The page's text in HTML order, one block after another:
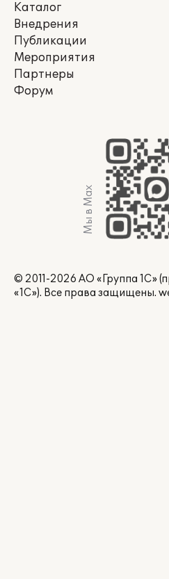
Каталог
Внедрения
Публикации
Мероприятия
Партнеры
Форум
Мы в Max
© 2011-2026 АО «Группа 1С»
«1С»). Все права защищены.